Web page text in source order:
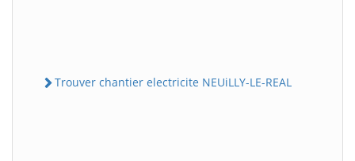
Trouver chantier electricite NEUiLLY-LE-REAL